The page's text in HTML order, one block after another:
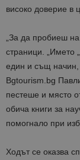
високо доверие в
„За да пробиеш
страници. „Името
един и същ начин,
Bgtourism.bg
пестеше и място
обича книги за
помогнало при
Ходът се оказва